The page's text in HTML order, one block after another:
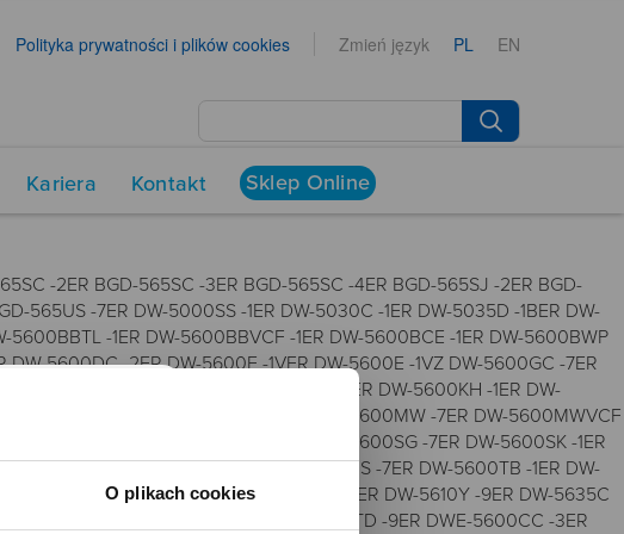
O plikach cookies
Polityka prywatności i plików cookies Zmień język PL EN
Kariera Kontakt Sklep Online
-2ER BGD-565SC -3ER BGD-565SC -4ER BGD-565SJ -2ER BGD-
565US -7ER DW-5000SS -1ER DW-5030C -1ER DW-5035D -1BER DW-
-1ER DW-5600BBVCF -1ER DW-5600BCE -1ER DW-5600BWP
5600DC -2ER DW-5600E -1VER DW-5600E -1VZ DW-5600GC -7ER
DW-5600HR -1ER DW-5600HRGRZ -1ER DW-5600KH -1ER DW-
5600M -8ER DW-5600MT -1ER DW-5600MW -7ER DW-5600MWVCF
5600SB -3ER DW-5600SB -4ER DW-5600SG -7ER DW-5600SK -1ER
-1ER DW-5600SR -1ER DW-5600SRS -7ER DW-5600TB -1ER DW-
-3ER DW-5610SU -8ER DW-5610SUS -5ER DW-5610Y -9ER DW-5635C
5750E -1BER DW-5750E -1ER DW-5900TD -9ER DWE-5600CC -3ER